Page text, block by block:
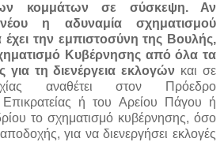
κομμάτων σε σύσκεψη. Αν
η αδυναμία σχηματισμού
την εμπιστοσύνη της Βουλής,
Κυβέρνησης από όλα τα
τη διενέργεια εκλογών και σε
αναθέτει στον Πρόεδρο
ή του Αρείου Πάγου ή
το σχηματισμό κυβέρνησης, όσο
για να διενεργήσει εκλογές